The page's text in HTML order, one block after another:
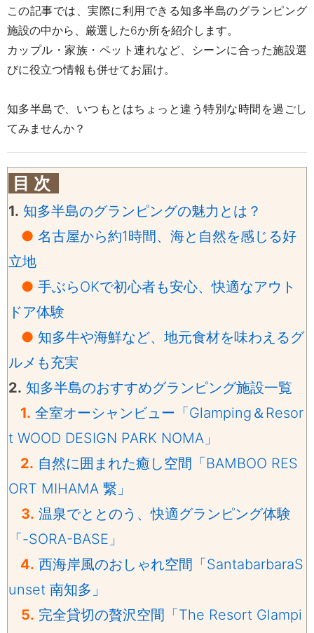
この記事では、実際に利用できる知多半島のグランピング
施設の中から、厳選した6か所を紹介します。
カップル・家族・ペット連れなど、シーンに合った施設選
びに役立つ情報も併せてお届け。
知多半島で、いつもとはちょっと違う特別な時間を過ごし
てみませんか？
目 次
1. 知多半島のグランピングの魅力とは？
● 名古屋から約1時間、海と自然を感じる好
立地
● 手ぶらOKで初心者も安心、快適なアウト
ドア体験
● 知多牛や海鮮など、地元食材を味わえるグ
ルメも充実
2. 知多半島のおすすめグランピング施設一覧
1. 全室オーシャンビュー「Glamping＆Resor
t WOOD DESIGN PARK NOMA」
2. 自然に囲まれた癒し空間「BAMBOO RES
ORT MIHAMA 繋」
3. 温泉でととのう、快適グランピング体験
「-SORA-BASE」
4. 西海岸風のおしゃれ空間「SantabarbaraS
unset 南知多」
5. 完全貸切の贅沢空間「The Resort Glampi